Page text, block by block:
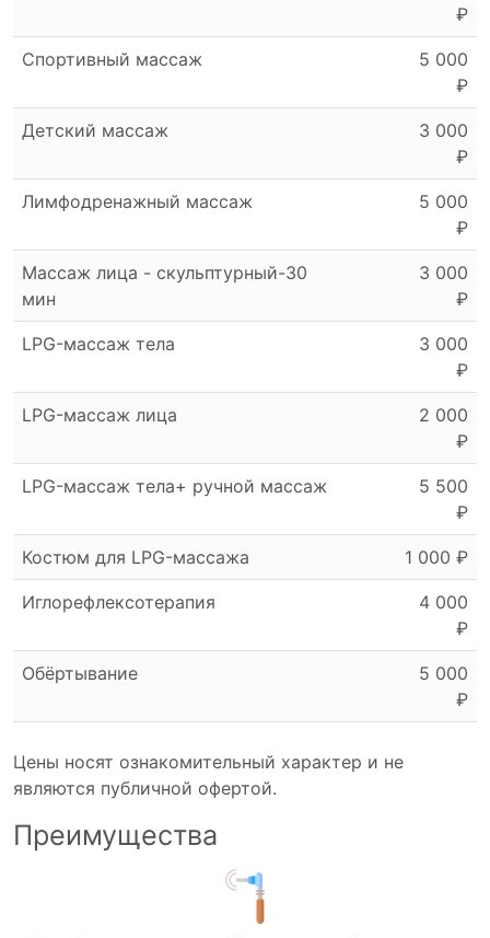
₽
Спортивный массаж
5 000
₽
Детский массаж
3 000
₽
Лимфодренажный массаж
5 000
₽
Массаж лица - скульптурный-30
мин
3 000
₽
LPG-массаж тела
3 000
₽
LPG-массаж лица
2 000
₽
LPG-массаж тела+ ручной массаж
5 500
₽
Костюм для LPG-массажа 1 000 ₽
Иглорефлексотерапия
4 000
₽
Обёртывание
5 000
₽
Цены носят ознакомительный характер и не
являются публичной офертой.
Преимущества